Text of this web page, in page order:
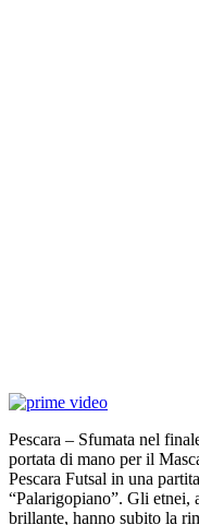
Pescara – Sfumata nel
portata di mano per il
Pescara Futsal in una
“Palarigopiano”. Gli etnei,
brillante, hanno subito la